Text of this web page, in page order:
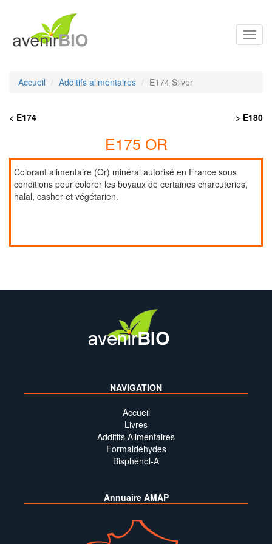
Accueil Additifs alimentaires E174 Silver
< E174 > E180
E175 OR
Colorant alimentaire (Or) minéral autorisé en France sous
conditions pour colorer les boyaux de certaines charcuteries,
halal, casher et végétarien.
NAVIGATION
Accueil
Livres
Additifs Alimentaires
Formaldéhydes
Bisphénol-A
Annuaire AMAP